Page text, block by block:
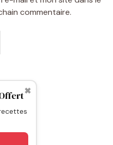
commentaire.
✖